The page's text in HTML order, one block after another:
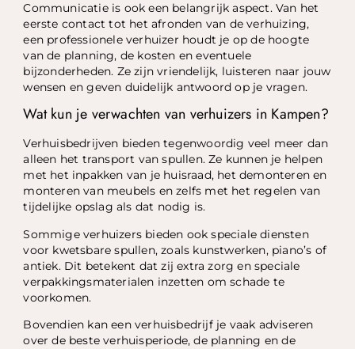
Communicatie is ook een belangrijk aspect. Van het
eerste contact tot het afronden van de verhuizing,
een professionele verhuizer houdt je op de hoogte
van de planning, de kosten en eventuele
bijzonderheden. Ze zijn vriendelijk, luisteren naar jouw
wensen en geven duidelijk antwoord op je vragen.
Wat kun je verwachten van verhuizers in Kampen?
Verhuisbedrijven bieden tegenwoordig veel meer dan
alleen het transport van spullen. Ze kunnen je helpen
met het inpakken van je huisraad, het demonteren en
monteren van meubels en zelfs met het regelen van
tijdelijke opslag als dat nodig is.
Sommige verhuizers bieden ook speciale diensten
voor kwetsbare spullen, zoals kunstwerken, piano’s of
antiek. Dit betekent dat zij extra zorg en speciale
verpakkingsmaterialen inzetten om schade te
voorkomen.
Bovendien kan een verhuisbedrijf je vaak adviseren
over de beste verhuisperiode, de planning en de